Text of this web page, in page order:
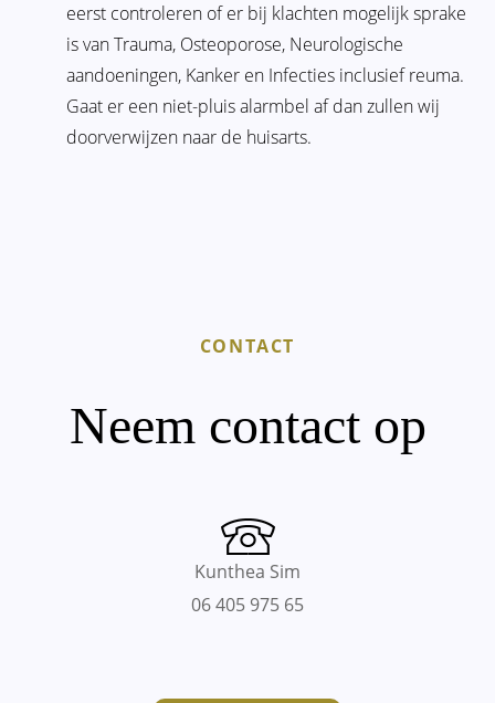
eerst controleren of er bij klachten mogelijk sprake
is van Trauma, Osteoporose, Neurologische
aandoeningen, Kanker en Infecties inclusief reuma.
Gaat er een niet-pluis alarmbel af dan zullen wij
doorverwijzen naar de huisarts.
CONTACT
Neem contact op
Kunthea Sim
06 405 975 65